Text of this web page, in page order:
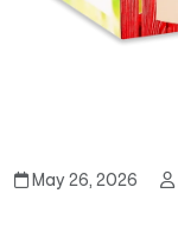
May 26, 2026